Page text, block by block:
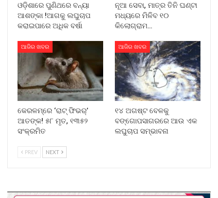
ଓଡ଼ିଶାରେ ପୁଣିଥରେ ବନ୍ୟା
ଆଶଙ୍କା !ଆଗକୁ ଲଘୁଚାପ
କରାଇପାରେ ଅଧିକ ବର୍ଷା
ନୂଆ ସେବା, ମାତ୍ର ତିନି ଘଣ୍ଟା
ମଧ୍ୟରେ ମିଳିବ ୧୦
କିଲୋଗ୍ରାମ…
ଆଜିର ଖବର
କେରଳମ୍‌ରେ ‘ରାଟ୍ ଫିଭର୍’
ଆତଙ୍କ! ୫୮ ମୃତ, ୧୩୫୨
ସଂକ୍ରମିତ
ଆଜିର ଖବର
୧୪ ଅଗଷ୍ଟ ବେଳକୁ
ବଙ୍ଗୋପସାଗରରେ ଆଉ ଏକ
ଲଘୁଚାପ ସମ୍ଭାବନା
PREV NEXT